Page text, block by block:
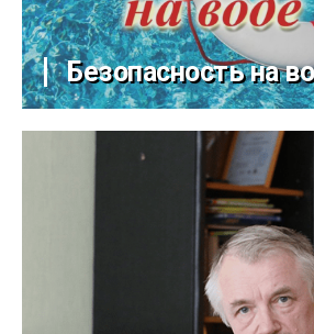
Безопасность на